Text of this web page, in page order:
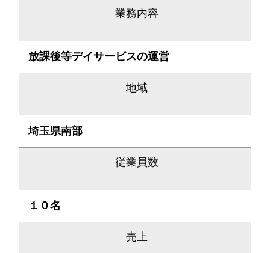
業務内容
放課後等デイサービスの運営
地域
埼玉県南部
従業員数
１０名
売上